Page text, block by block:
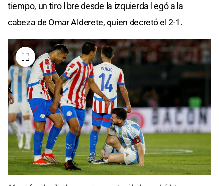
tiempo, un tiro libre desde la izquierda llegó a la
cabeza de Omar Alderete, quien decretó el 2-1.